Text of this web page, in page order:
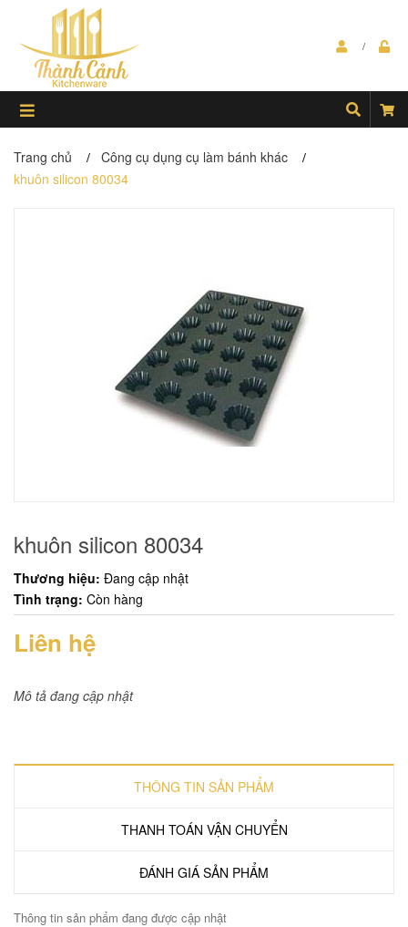
Trang chủ / Công cụ dụng cụ làm bánh khác /
khuôn silicon 80034
khuôn silicon 80034
Thương hiệu: Đang cập nhật
Tình trạng: Còn hàng
Liên hệ
Mô tả đang cập nhật
THÔNG TIN SẢN PHẨM
THANH TOÁN VẬN CHUYỂN
ĐÁNH GIÁ SẢN PHẨM
Thông tin sản phẩm đang được cập nhật